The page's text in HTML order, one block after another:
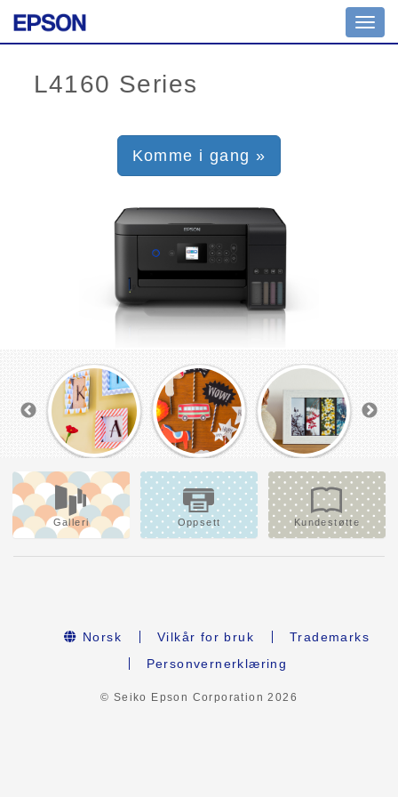
Komme i gang »
Galleri Oppsett Kundestøtte
Norsk Vilkår for bruk
Trademarks
Personvernerklæring
© Seiko Epson Corporation2026